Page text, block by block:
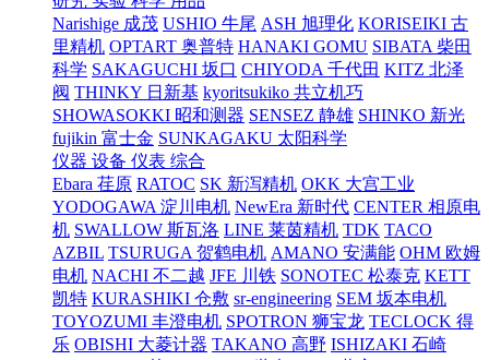
Narishige 成茂 USHIO 牛尾 ASH 旭理化 KORISEIKI 古
里精机 OPTART 奥普特 HANAKI GOMU SIBATA 柴田
科学 SAKAGUCHI 坂口 CHIYODA 千代田 KITZ 北泽
阀 THINKY 日新基 kyoritsukiko 共立机巧
SHOWASOKKI 昭和测器 SENSEZ 静雄 SHINKO 新光
fujikin 富士金 SUNKAGAKU 太阳科学
仪器 设备 仪表 综合
Ebara 荏原 RATOC SK 新泻精机 OKK 大宫工业
YODOGAWA 淀川电机 NewEra 新时代 CENTER 相原电
机 SWALLOW 斯瓦洛 LINE 莱茵精机 TDK TACO
AZBIL TSURUGA 贺鹤电机 AMANO 安满能 OHM 欧姆
电机 NACHI 不二越 JFE 川铁 SONOTEC 松泰克 KETT
凯特 KURASHIKI 仓敷 sr-engineering SEM 坂本电机
TOYOZUMI 丰澄电机 SPOTRON 狮宝龙 TECLOCK 得
乐 OBISHI 大菱计器 TAKANO 高野 ISHIZAKI 石崎